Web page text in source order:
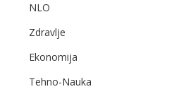
NLO
Zdravlje
Ekonomija
Tehno-Nauka